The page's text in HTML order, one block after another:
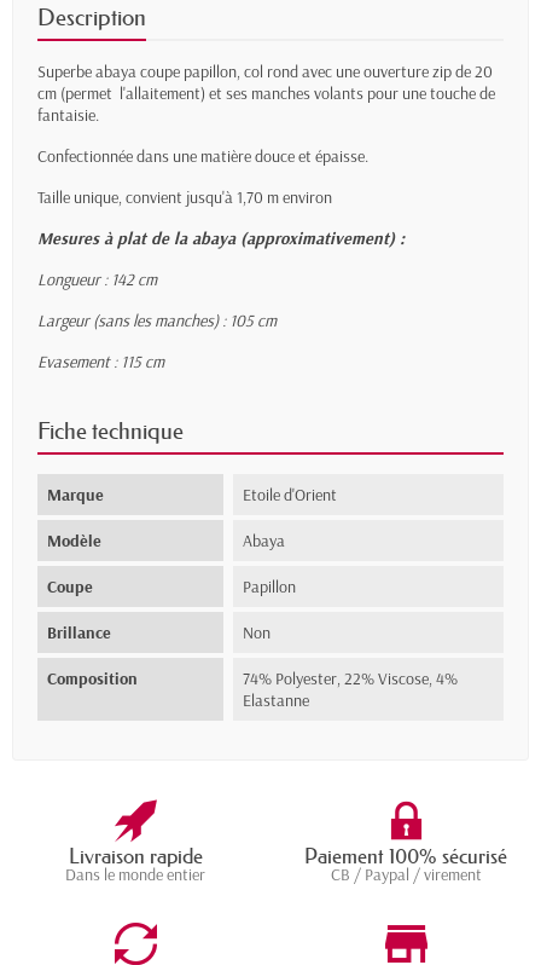
Description
Superbe abaya coupe papillon, col rond avec une ouverture zip de 20
cm (permet l'allaitement) et ses manches volants pour une touche de
fantaisie.
Confectionnée dans une matière douce et épaisse.
Taille unique, convient jusqu'à 1,70 m environ
Mesures à plat de la abaya (approximativement) :
Longueur : 142 cm
Largeur (sans les manches) : 105 cm
Evasement : 115 cm
Fiche technique
Marque Etoile d'Orient
Modèle Abaya
Coupe Papillon
Brillance Non
Composition
74% Polyester, 22% Viscose, 4%
Elastanne
Livraison rapide
Dans le monde entier
Paiement 100% sécurisé
CB / Paypal / virement